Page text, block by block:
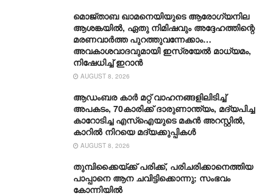
മൊജ്താബ ഖാമനെയിയുടെ ആരോ​ഗ്യനില
ആശങ്കയിൽ, ഏതു നിമിഷവും അദ്ദേഹത്തിന്റെ
മരണവാർത്ത പുറത്തുവന്നേക്കാം…
അവകാശവാദവുമായി ഇസ്രയേൽ മാധ്യമം,
നിഷേധിച്ച് ഇറാൻ
AUGUST 8, 2026
ആഡംബര കാര്‍ മറ്റ് വാഹനങ്ങളിലിടിച്ച്
അപകടം, 70കാരിക്ക് ദാരുണാന്ത്യം, മദ്യപിച്ച
കാറോടിച്ച എസ്ഐയുടെ മകന്‍ അറസ്റ്റില്‍,
കാറില്‍ നിറയെ മദ്യക്കുപ്പികള്‍
AUGUST 8, 2026
തുമ്പിക്കൈയ്ക്ക് പരിക്ക്, പരിചരിക്കാനെത്തിയ
പാപ്പാനെ ആന ചവിട്ടിക്കൊന്നു; സംഭവം
കോന്നിയിൽ